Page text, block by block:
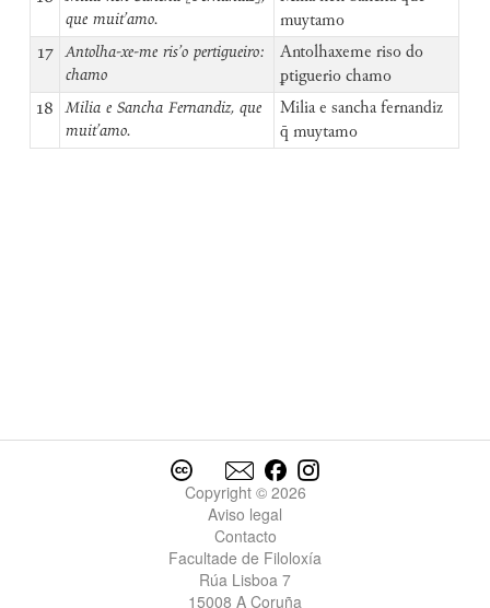
que muit’amo.
muytamo
17
Antolha-xe-me ris’o pertigueiro:
chamo
Antolhaxeme riso do
ꝑtiguerio chamo
18
Milia e Sancha Fernandiz, que
muit’amo.
Milia e sancha fernandiz
q̄ muytamo
Copyright © 2026
Aviso legal
Contacto
Facultade de Filoloxía
Rúa Lisboa 7
15008 A Coruña